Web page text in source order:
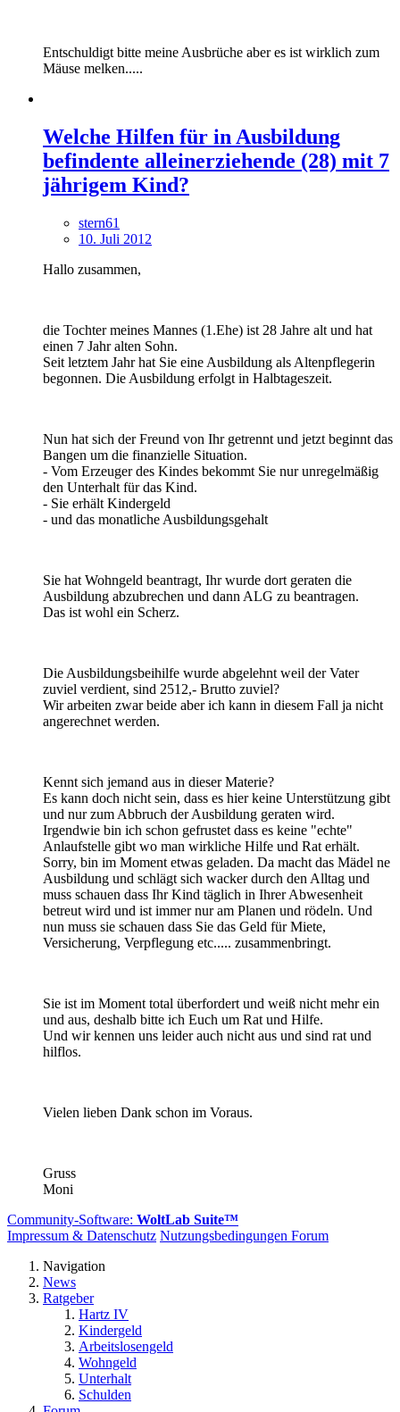
Entschuldigt bitte meine Ausbrüche aber es ist wirklich zum
Mäuse melken.....
Welche Hilfen für in Ausbildung
befindente alleinerziehende (28) mit 7
jährigem Kind?
stern61
10. Juli 2012
Hallo zusammen,
die Tochter meines Mannes (1.Ehe) ist 28 Jahre alt und hat
einen 7 Jahr alten Sohn.
Seit letztem Jahr hat Sie eine Ausbildung als Altenpflegerin
begonnen. Die Ausbildung erfolgt in Halbtageszeit.
Nun hat sich der Freund von Ihr getrennt und jetzt beginnt das
Bangen um die finanzielle Situation.
- Vom Erzeuger des Kindes bekommt Sie nur unregelmäßig
den Unterhalt für das Kind.
- Sie erhält Kindergeld
- und das monatliche Ausbildungsgehalt
Sie hat Wohngeld beantragt, Ihr wurde dort geraten die
Ausbildung abzubrechen und dann ALG zu beantragen.
Das ist wohl ein Scherz.
Die Ausbildungsbeihilfe wurde abgelehnt weil der Vater
zuviel verdient, sind 2512,- Brutto zuviel?
Wir arbeiten zwar beide aber ich kann in diesem Fall ja nicht
angerechnet werden.
Kennt sich jemand aus in dieser Materie?
Es kann doch nicht sein, dass es hier keine Unterstützung gibt
und nur zum Abbruch der Ausbildung geraten wird.
Irgendwie bin ich schon gefrustet dass es keine "echte"
Anlaufstelle gibt wo man wirkliche Hilfe und Rat erhält.
Sorry, bin im Moment etwas geladen. Da macht das Mädel ne
Ausbildung und schlägt sich wacker durch den Alltag und
muss schauen dass Ihr Kind täglich in Ihrer Abwesenheit
betreut wird und ist immer nur am Planen und rödeln. Und
nun muss sie schauen dass Sie das Geld für Miete,
Versicherung, Verpflegung etc..... zusammenbringt.
Sie ist im Moment total überfordert und weiß nicht mehr ein
und aus, deshalb bitte ich Euch um Rat und Hilfe.
Und wir kennen uns leider auch nicht aus und sind rat und
hilflos.
Vielen lieben Dank schon im Voraus.
Gruss
Moni
Community-Software: WoltLab Suite™
Impressum & Datenschutz Nutzungsbedingungen Forum
Navigation
News
Ratgeber
Hartz IV
Kindergeld
Arbeitslosengeld
Wohngeld
Unterhalt
Schulden